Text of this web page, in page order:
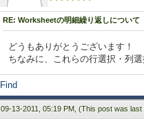
{display-cell
colspan = 2, background
""
}
}
{value
ws
RE: Worksheetの明細繰り返しについて
どうもありがとうございます！
ちなみに、これらの行選択・列
Find
09-13-2011, 05:19 PM, (This post was last